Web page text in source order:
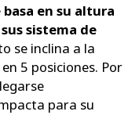
basa en su altura
sistema de
se inclina a la
5 posiciones. Por
para su